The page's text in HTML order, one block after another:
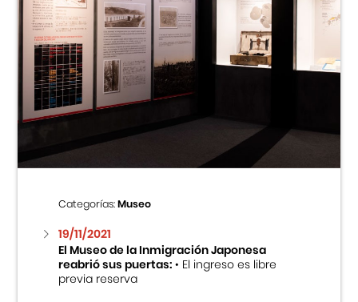
Categorías:Museo
19/11/2021
El Museo de la Inmigración Japonesa
reabrió sus puertas:• El ingreso es libre
previa reserva